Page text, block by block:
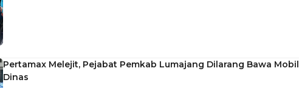
Pertamax Melejit, Pejabat Pemkab Lumajang Dilarang Bawa Mobil
Dinas